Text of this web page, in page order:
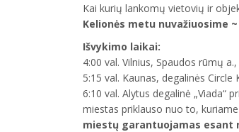
Kai kurių lankomų vietovių ir
Kelionės metu nuvažiuosime ~
Išvykimo laikai:
4:00 val. Vilnius, Spaudos rūmų
5:15 val. Kaunas, degalinės
6:10 val. Alytus degalinė „Viada“
miestas priklauso nuo to,
miestų garantuojamas esant